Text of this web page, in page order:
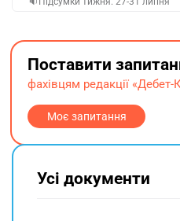
Поставити
фахівцям редакції «Дебет-
Моє запитання
Усі документи